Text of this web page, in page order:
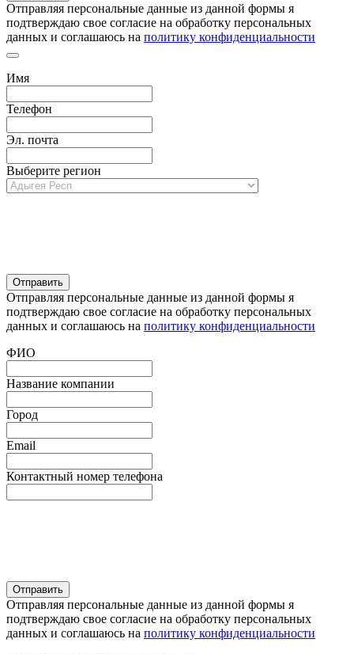
Отправляя персональные данные из данной формы я
подтверждаю свое согласие на обработку персональных
данных и соглашаюсь на политику конфиденциальности
Имя
Телефон
Эл. почта
Выберите регион
Отправляя персональные данные из данной формы я
подтверждаю свое согласие на обработку персональных
данных и соглашаюсь на политику конфиденциальности
ФИО
Название компании
Город
Email
Контактный номер телефона
Отправляя персональные данные из данной формы я
подтверждаю свое согласие на обработку персональных
данных и соглашаюсь на политику конфиденциальности